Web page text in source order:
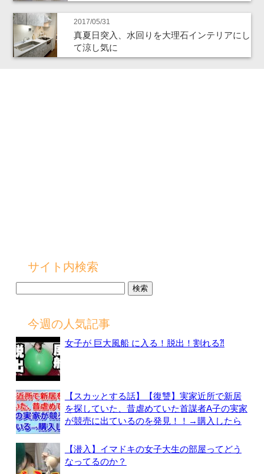
2017/05/31
真夏日突入、水回りを大理石インテリアにし
て涼し気に
サイト内検索
今週の人気記事
女子が 巨大風船 に入る！脱出！割れる⁈
【スカッとする話】【復讐】実家近所で新居
を探していた、昔虐めていた首謀者A子の実家
が競売に出ているのを発見！！→購入したら
【潜入】イマドキの女子大生の部屋ってどう
なってるのか？